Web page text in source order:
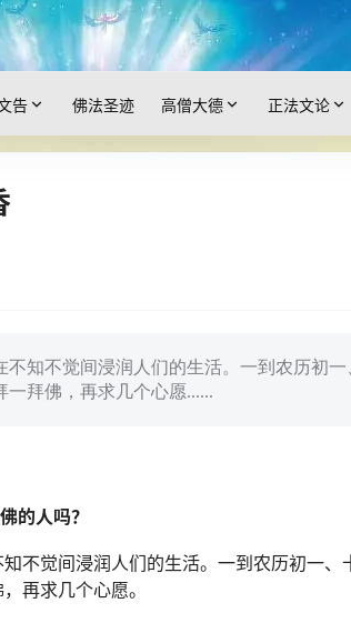
告 佛法圣迹 高僧大德 正法文论
知不觉间浸润人们的生活。一到农历初一
拜佛，再求几个心愿......
的人吗？
不觉间浸润人们的生活。一到农历初一、
再求几个心愿。